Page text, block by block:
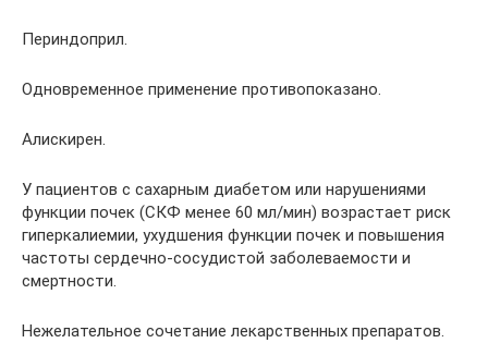
Периндоприл.
Одновременное применение противопоказано.
Алискирен.
У пациентов с сахарным диабетом или нарушениями
функции почек (СКФ менее 60 мл/мин) возрастает риск
гиперкалиемии, ухудшения функции почек и повышения
частоты сердечно-сосудистой заболеваемости и
смертности.
Нежелательное сочетание лекарственных препаратов.